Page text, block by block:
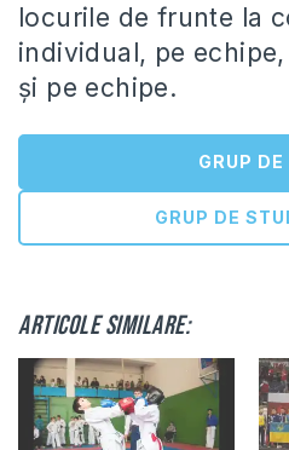
locurile de frunte la
individual, pe
și pe echipe.
GRUP
GRUP DE
Articole similare: